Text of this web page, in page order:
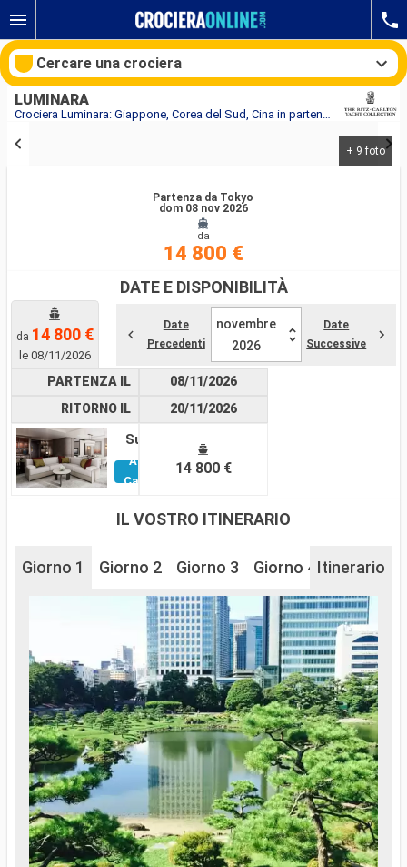
Crociera Luminara: Giappone, Corea del Sud, Cina in partenza da Tokyo
LUMINARA
+ 9 foto
Partenza da Tokyo
dom 08 nov 2026
da
14 800 €
DATE E DISPONIBILITÀ
da 14 800 €
le 08/11/2026
Date
Precedenti
novembre
2026
Date
Successive
PARTENZA IL
RITORNO IL
Suite
Altre
Cabine
08/11/2026
20/11/2026
14 800 €
IL VOSTRO ITINERARIO
Giorno 1 Giorno 2 Giorno 3 Giorno 4 Giorno 5
Itinerario
Cercare una crociera
Compagnie
Ricerca